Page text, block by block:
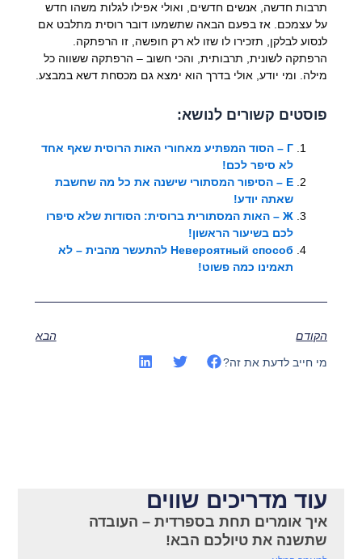
תרבות חדשה, אנשים חדשים, ואולי אפילו לגלות משהו חדש
על עצמכם. אז בפעם הבאה שתשמעו דובר רוסית מתלבט אם
לנסוע לבלקן, תזכירו לו שזו לא רק חופשה, זו הרפתקה.
הרפתקה לשונית, תרבותית, והכי חשוב – הרפתקה ששווה כל
מילה. ומי יודע, אולי בדרך הוא ימצא גם מכסחת דשא במבצע.
פוסטים קשורים לנושא:
Г – הסוד המפתיע מאחורי האות הרוסית שאף אחד
לא סיפר לכם!
Е – הסיפור המסתורי שישנה את כל מה שחשבת
שאתה יודע!
Ж – האות המסתורית ברוסית: הסודות שלא סיפרו
לכם בשיעור הראשון!
Невероятный способ להתעשר מהבית – לא
תאמינו כמה פשוט!
הקודם הבא
מי חייב לדעת את זה?
עוד מדריכים שווים
איך אומרים תחת בספרדית – העובדה
שתשנה את טיולכם הבא!